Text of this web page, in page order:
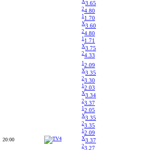
X3.65
24.80
1 1.70
X3.60
24.80
1 1.71
X3.75
24.33
20:00
12.09
X3.35
23.30
12.03
X3.34
23.37
12.05
X3.35
23.35
12.09
X3.37
23.27